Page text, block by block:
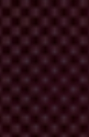
ciento de todo el dinero
específicamente con la
se están comprando y a
aumenta la
con precios
beneficios, los
en hospitales y centros